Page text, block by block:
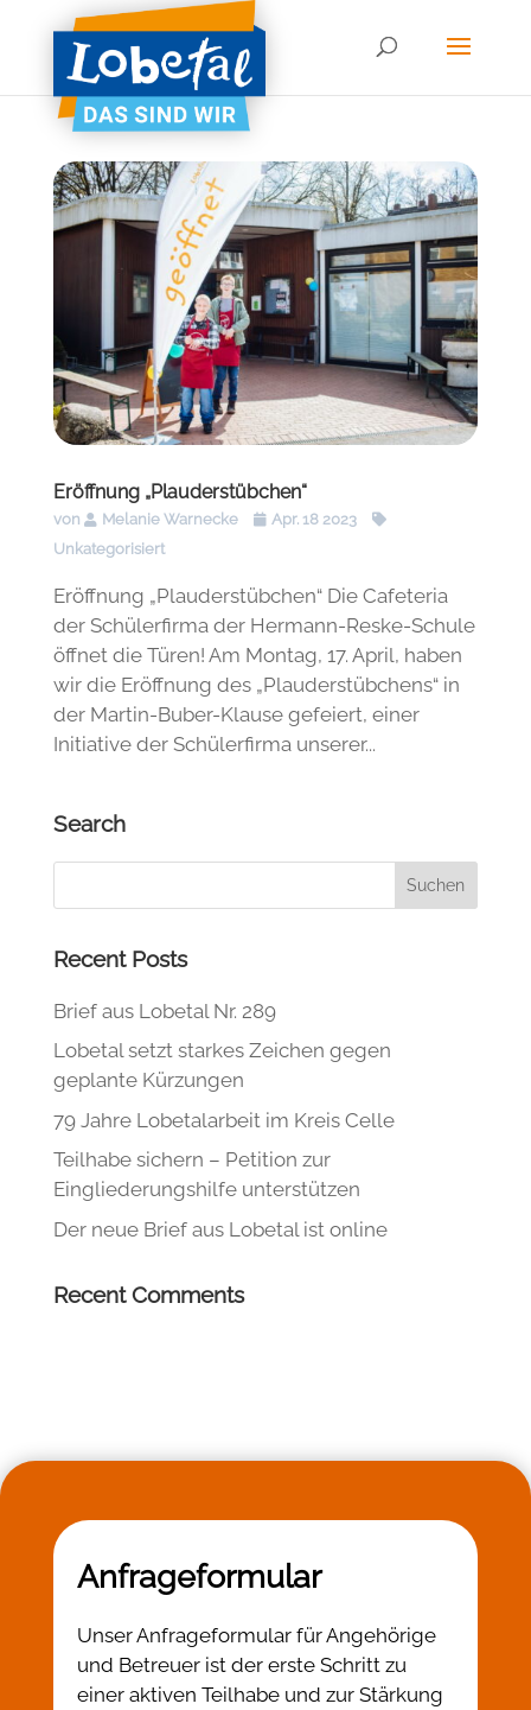
Eröffnung „Plauderstübchen“
von Melanie Warnecke
Apr. 18 2023
Unkategorisiert
Eröffnung „Plauderstübchen“ Die Cafeteria
der Schülerfirma der Hermann-Reske-Schule
öffnet die Türen! Am Montag, 17. April, haben
wir die Eröffnung des „Plauderstübchens“ in
der Martin-Buber-Klause gefeiert, einer
Initiative der Schülerfirma unserer...
Search
Recent Posts
Brief aus Lobetal Nr. 289
Lobetal setzt starkes Zeichen gegen
geplante Kürzungen
79 Jahre Lobetalarbeit im Kreis Celle
Teilhabe sichern – Petition zur
Eingliederungshilfe unterstützen
Der neue Brief aus Lobetal ist online
Recent Comments
Anfrageformular
Unser Anfrageformular für Angehörige
und Betreuer ist der erste Schritt zu
einer aktiven Teilhabe und zur Stärkung